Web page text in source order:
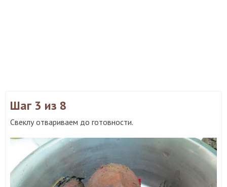
Шаг 3 из 8
Свеклу отвариваем до готовности.